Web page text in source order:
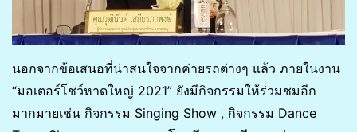
นอกจากข้อเสนอที่น่าสนใจจากค่ายรถต่างๆ แล้ว ภายในงาน
“มอเตอร์โชว์หาดใหญ่ 2021” ยังมีกิจกรรมให้ร่วมชมอีก
มากมายเช่น กิจกรรม Singing Show , กิจกรรม Dance